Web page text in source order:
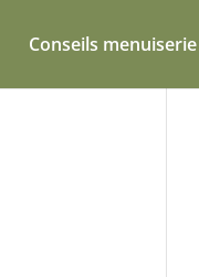
Conseils menuiserie